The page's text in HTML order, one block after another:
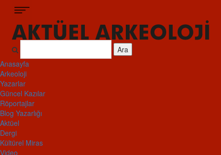
Ara
Anasayfa
Arkeoloji
Yazarlar
Güncel Kazılar
Röportajlar
Blog Yazarlığı
Aktüel
Dergi
Kültürel Miras
Video